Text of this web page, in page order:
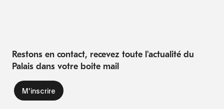
Restons en contact, recevez toute l'actualité du
Palais dans votre boite mail